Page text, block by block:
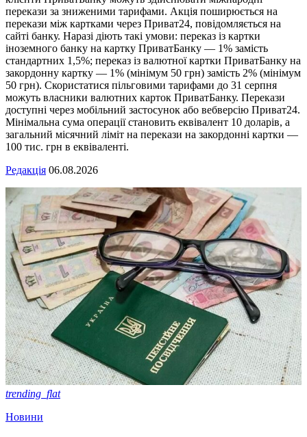
перекази за зниженими тарифами. Акція поширюється на
перекази між картками через Приват24, повідомляється на
сайті банку. Наразі діють такі умови: переказ із картки
іноземного банку на картку ПриватБанку — 1% замість
стандартних 1,5%; переказ із валютної картки ПриватБанку на
закордонну картку — 1% (мінімум 50 грн) замість 2% (мінімум
50 грн). Скористатися пільговими тарифами до 31 серпня
можуть власники валютних карток ПриватБанку. Перекази
доступні через мобільний застосунок або вебверсію Приват24.
Мінімальна сума операції становить еквівалент 10 доларів, а
загальний місячний ліміт на перекази на закордонні картки —
100 тис. грн в еквіваленті.
Редакція 06.08.2026
trending_flat
Новини